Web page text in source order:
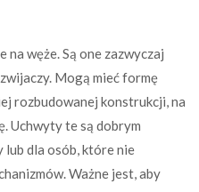
węże. Są one zazwyczaj
Mogą mieć formę
rozbudowanej konstrukcji, na
Uchwyty te są dobrym
lub dla osób, które nie
Ważne jest, aby